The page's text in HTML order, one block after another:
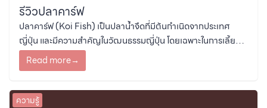
รีวิวปลาคาร์ฟ
ปลาคาร์ฟ (Koi Fish) เป็นปลาน้ำจืดที่มีต้นกำเนิดจากประเทศ
ญี่ปุ่น และมีความสำคัญในวัฒนธรรมญี่ปุ่น โดยเฉพาะในการเลี้ยง
เพื่อเสริมโชคลาภและความเจริญรุ่งเรือง ลักษณะทั่วไปของปลา
คาร์ฟมีดังนี้:
Read more→
ความรู้